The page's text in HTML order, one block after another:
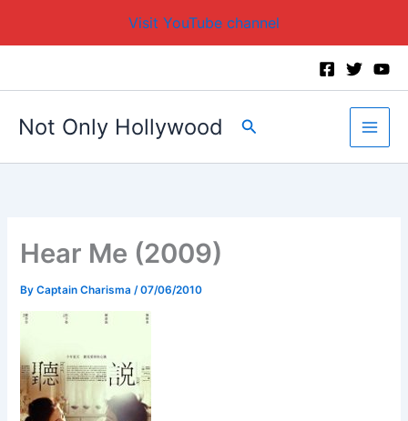
Visit YouTube channel
Not Only Hollywood Search
Hear Me (2009)
ByCaptain Charisma /07/06/2010